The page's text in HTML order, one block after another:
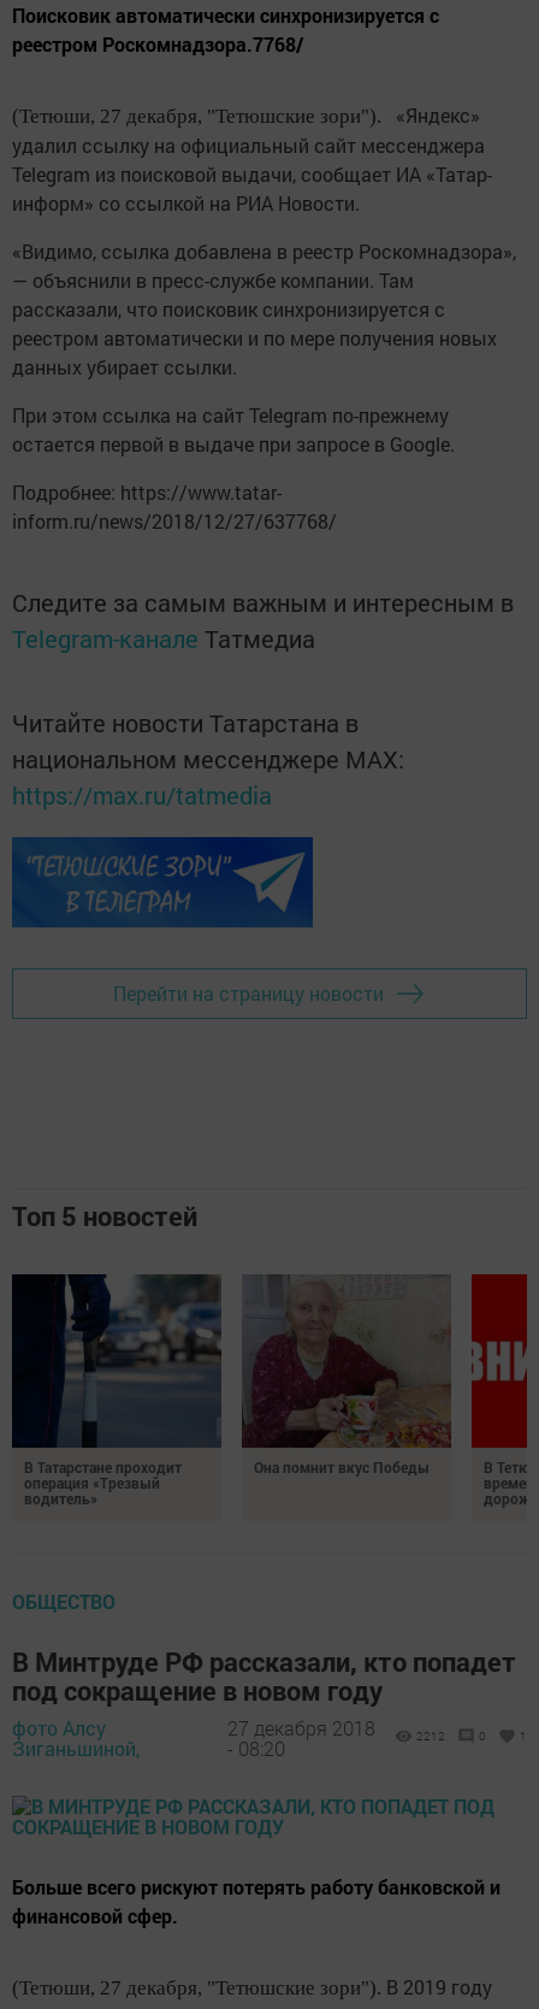
Поисковик автоматически синхронизируется с
реестром Роскомнадзора.7768/
(Тетюши, 27 декабря, "Тетюшские зори").
«Яндекс»
удалил ссылку на официальный сайт мессенджера
Telegram из поисковой выдачи, сообщает ИА «Татар-
информ» со ссылкой на РИА Новости.
«Видимо, ссылка добавлена в реестр Роскомнадзора»,
— объяснили в пресс-службе компании. Там
рассказали, что поисковик синхронизируется с
реестром автоматически и по мере получения новых
данных убирает ссылки.
При этом ссылка на сайт Telegram по-прежнему
остается первой в выдаче при запросе в Google.
Подробнее: https://www.tatar-
inform.ru/news/2018/12/27/637768/
Следите за самым важным и интересным в
Telegram-канале Татмедиа
Читайте новости Татарстана в
национальном мессенджере MАХ:
https://max.ru/tatmedia
Перейти на страницу новости
Топ 5 новостей
В Татарстане проходит
операция «Трезвый
водитель»
Она помнит вкус Победы
В
ОБЩЕСТВО
В Минтруде РФ рассказали, кто попадет
под сокращение в новом году
фото Алсу
Зиганьшиной,
27 декабря 2018
- 08:20
2212 0 1
Больше всего рискуют потерять работу банковской и
финансовой сфер.
(Тетюши, 27 декабря, "Тетюшские зори"). В 2019 году